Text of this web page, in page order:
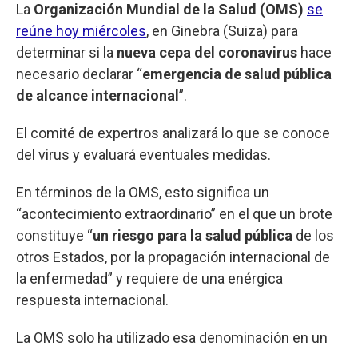
La Organización Mundial de la Salud (OMS) se
reúne hoy miércoles, en Ginebra (Suiza) para
determinar si la nueva cepa del coronavirus hace
necesario declarar “emergencia de salud pública
de alcance internacional ”.
El comité de expertros analizará lo que se conoce
del virus y evaluará eventuales medidas.
En términos de la OMS, esto significa un
“acontecimiento extraordinario” en el que un brote
constituye “un riesgo para la salud pública de los
otros Estados, por la propagación internacional de
la enfermedad” y requiere de una enérgica
respuesta internacional.
La OMS solo ha utilizado esa denominación en un